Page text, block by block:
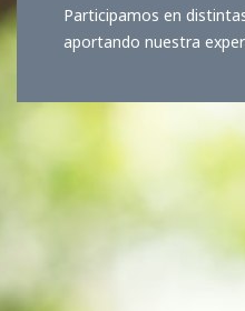
Participamos en
aportando nuestra